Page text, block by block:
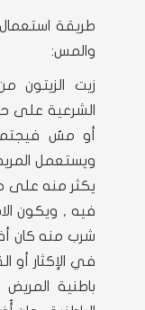
طريقة
والمس:
زيت الزيتون
الشرعية على
أو مسٌ
ويستعمل
يكثر منه على
فيه , ويكون
شرب منه كان
في الإكثار أو
باطنية